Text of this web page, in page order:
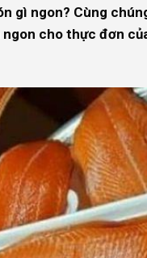
gì ngon? Cùng
ngon cho thực đơn